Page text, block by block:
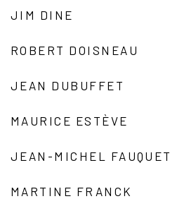
JIM DINE
ROBERT DOISNEAU
JEAN DUBUFFET
MAURICE ESTÈVE
JEAN-MICHEL FAUQUET
MARTINE FRANCK